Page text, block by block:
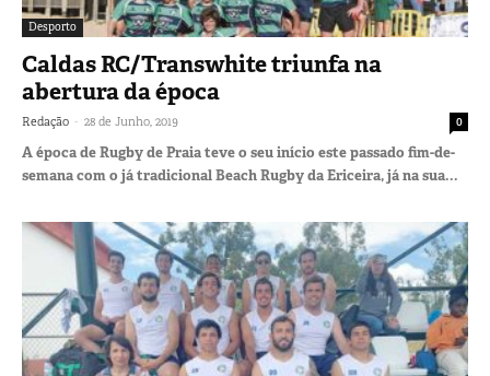
Desporto
Caldas RC/Transwhite triunfa na
abertura da época
Redação - 28 de Junho, 2019 0
A época de Rugby de Praia teve o seu início este passado fim-de-
semana com o já tradicional Beach Rugby da Ericeira, já na sua...